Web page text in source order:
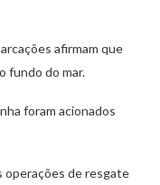
afirmam que
fundo do mar.
foram acionados
operações de resgate